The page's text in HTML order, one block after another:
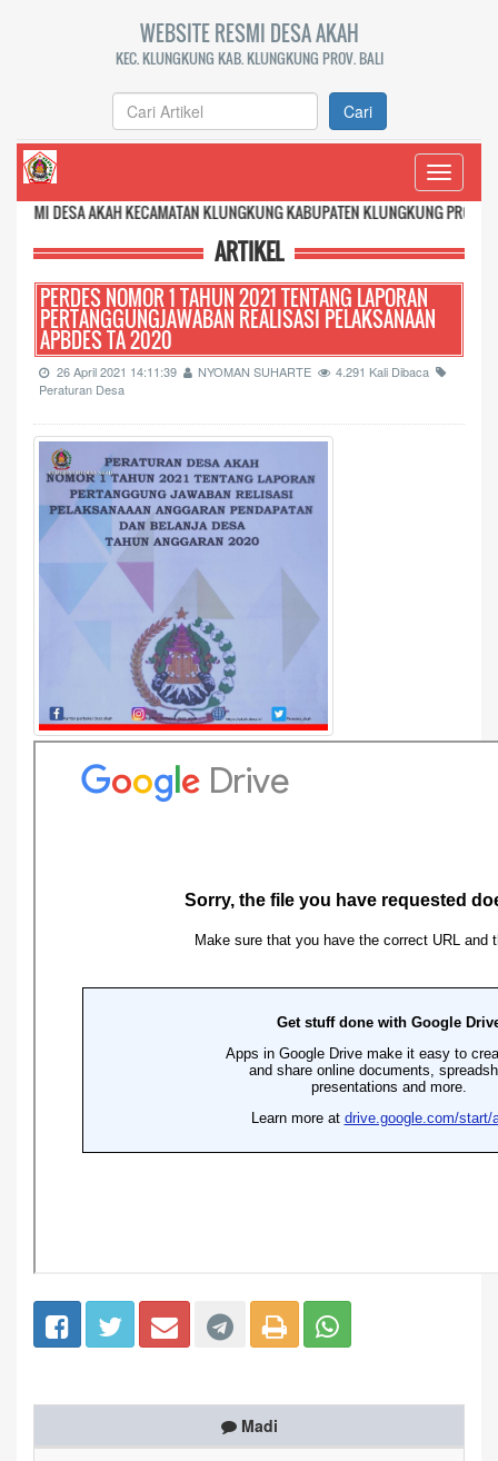
WEBSITE RESMI DESA AKAH
KEC. KLUNGKUNG KAB. KLUNGKUNG PROV. BALI
Cari
Toggle
KECAMATAN KLUNGKUNG KABUPATEN KLUNGKUNG PROVINSI BALI
ARTIKEL
PERDES NOMOR 1 TAHUN 2021 TENTANG LAPORAN
PERTANGGUNGJAWABAN REALISASI PELAKSANAAN
APBDES TA 2020
26 April 2021 14:11:39 NYOMAN SUHARTE
4.291 Kali Dibaca
Peraturan Desa
Madi